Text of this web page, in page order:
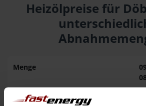
Heizölpreise für
Menge
1.000 Liter